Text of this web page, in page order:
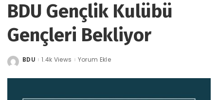
BDU Gençlik Kulübü
Gençleri Bekliyor
Posted
BDU 1.4k Views Yorum Ekle